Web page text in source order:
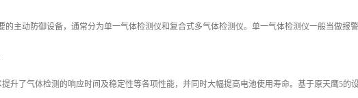
的主动防御设备，通常分为单一气体检测仪和复合式多气体检测仪。单一气体检测仪一般当做报
升了气体检测的响应时间及稳定性等各项性能，并同时大幅提高电池使用寿命。基于原天鹰5的